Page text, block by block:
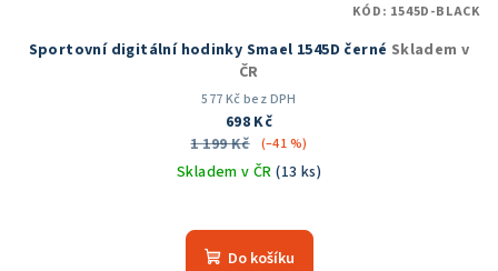
Sportovní digitální hodinky Smael 1545D černé Skladem v
ČR
577 Kč bez DPH
698 Kč
1 199 Kč
(–41 %)
Skladem v ČR(13 ks)
hodnocení
produktu
Do košíku
KÓD: 1545D-BLACK